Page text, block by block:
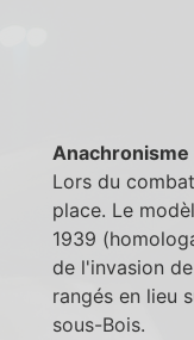
Anachronisme
Lors du
place. Le
1939
de l'invasion
rangés en lieu
sous-Bois.